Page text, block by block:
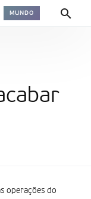
MUNDO
operações do